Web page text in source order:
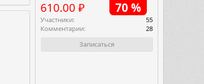
610.00 ₽ 70 %
Участники
55
Комментарии
28
Записаться